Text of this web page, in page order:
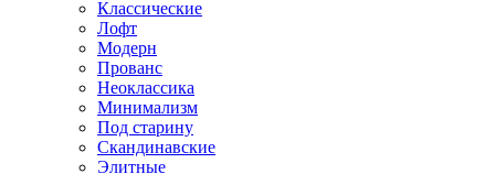
Классические
Лофт
Модерн
Прованс
Неоклассика
Минимализм
Под старину
Скандинавские
Элитные